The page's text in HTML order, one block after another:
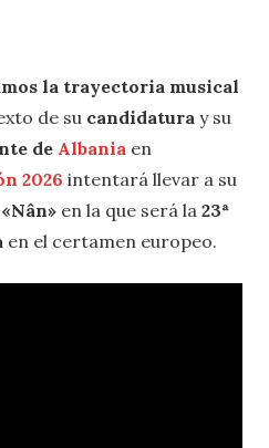
la trayectoria musical
de su candidatura y su
de Albania en
2026 intentará llevar a su
«Nân» en la que será la 23ª
en el certamen europeo.